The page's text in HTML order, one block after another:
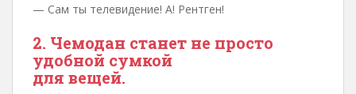
— Сам ты телевидение! А! Рентген!
2. Чемодан станет не просто
удобной сумкой
для вещей.